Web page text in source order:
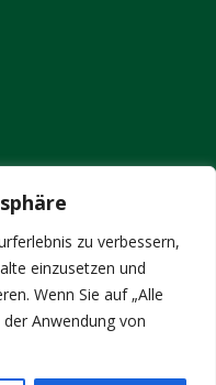
zu verbessern,
einzusetzen und
Wenn Sie auf „Alle
Anwendung von